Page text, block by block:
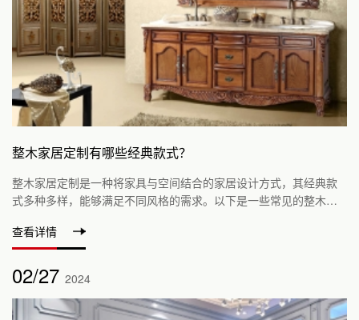
整木家居定制有哪些经典款式？
整木家居定制是一种将家具与空间结合的家居设计方式，其经典款
式多种多样，能够满足不同风格的需求。以下是一些常见的整木家
查看详情
02/27 2024